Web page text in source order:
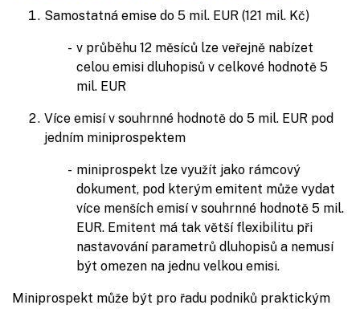
Samostatná emise do 5 mil. EUR (121 mil. Kč)
v průběhu 12 měsíců lze veřejně nabízet
celou emisi dluhopisů v celkové hodnotě 5
mil. EUR
Více emisí v souhrnné hodnotě do 5 mil. EUR pod
jedním miniprospektem
miniprospekt lze využít jako rámcový
dokument, pod kterým emitent může vydat
více menších emisí v souhrnné hodnotě 5 mil.
EUR. Emitent má tak větší flexibilitu při
nastavování parametrů dluhopisů a nemusí
být omezen na jednu velkou emisi.
Miniprospekt může být pro řadu podniků praktickým